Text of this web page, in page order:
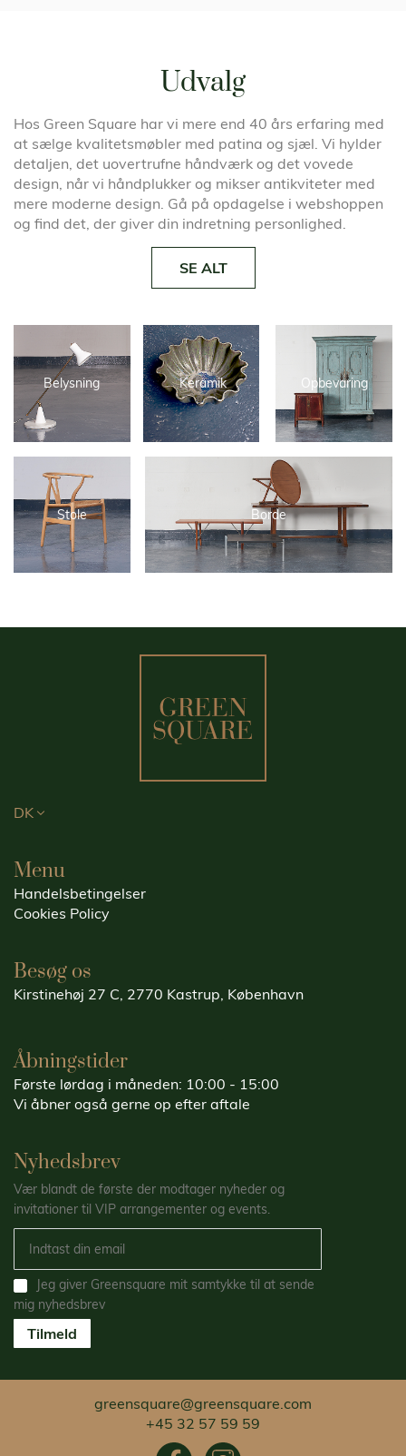
Belysning Keramik Opbevaring
Stole Borde
Udvalg
Hos Green Square har vi mere end 40 års erfaring med
at sælge kvalitetsmøbler med patina og sjæl. Vi hylder
detaljen, det uovertrufne håndværk og det vovede
design, når vi håndplukker og mikser antikviteter med
mere moderne design. Gå på opdagelse i webshoppen
og find det, der giver din indretning personlighed.
SE ALT
DK
Menu
Handelsbetingelser
Cookies Policy
Besøg os
Kirstinehøj 27 C, 2770 Kastrup, København
Åbningstider
Første lørdag i måneden: 10:00 - 15:00
Vi åbner også gerne op efter aftale
Nyhedsbrev
Vær blandt de første der modtager nyheder og
invitationer til VIP arrangementer og events.
Jeg giver Greensquare mit samtykke til at sende
mig nyhedsbrev
Tilmeld
greensquare@greensquare.com
+45 32 57 59 59